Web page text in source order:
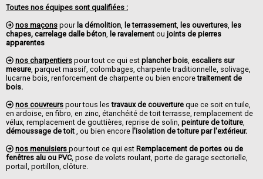
Toutes nos équipes sont qualifiées :
nos maçonspour la démolition, le terrassement, les ouvertures, les
chapes, carrelage dalle béton, le ravalement ou joints de pierres
apparentes
nos charpentierspour tout ce qui est plancher bois, escaliers sur
mesure, parquet massif, colombages, charpente traditionnelle, solivage,
lucarne bois, renforcement de charpente ou bien encoretraitement de
bois.
nos couvreurspour tous lestravaux de couvertureque ce soit en tuile,
en ardoise, en fibro, en zinc, étanchéité de toit terrasse, remplacement de
vélux, remplacement de gouttières, reprise de solin, peinture de toiture,
démoussage de toit , ou bien encore l'isolation de toiture par l'extérieur.
nos menuisiers pour tout ce qui est Remplacement de portes ou de
fenêtres alu ou PVC, pose de volets roulant, porte de garage sectorielle,
portail, portillon, clôture.